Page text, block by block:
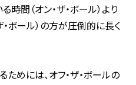
間（オン・ザ・ボール）より
・ボール）の方が圧倒的に長く
ためには、オフ・ザ・ボールの